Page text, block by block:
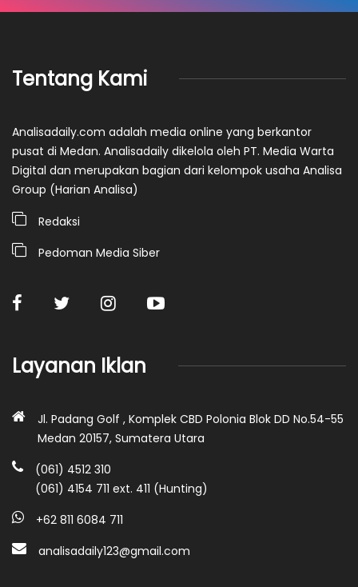
Tentang Kami
Analisadaily.com adalah media online yang berkantor
pusat di Medan. Analisadaily dikelola oleh PT. Media Warta
Digital dan merupakan bagian dari kelompok usaha Analisa
Group (Harian Analisa)
Redaksi
Pedoman Media Siber
Layanan Iklan
Jl. Padang Golf , Komplek CBD Polonia Blok DD No.54-55
Medan 20157, Sumatera Utara
(061) 4512 310
(061) 4154 711 ext. 411 (Hunting)
+62 811 6084 711
analisadaily123@gmail.com